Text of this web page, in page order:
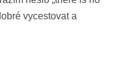
vycestovat a